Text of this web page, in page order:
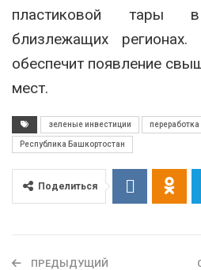
пластиковой тары
близлежащих
обеспечит появление
мест.
зеленые инвестиции
Республика Башкортостан
Поделиться
ПРЕДЫДУЩИЙ